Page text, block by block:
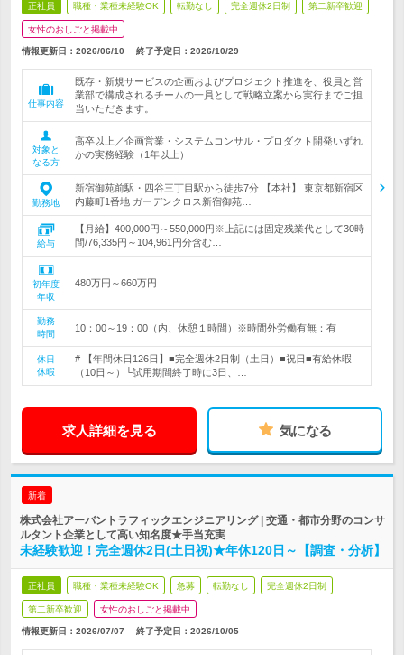
正社員 職種・業種未経験OK 転勤なし 完全週休2日制 第二新卒歓迎
女性のおしごと掲載中
情報更新日：2026/06/10 終了予定日： 2026/10/29
仕事内容
既存・新規サービスの企画およびプロジェクト推進を、役員と営
業部で構成されるチームの一員として戦略立案から実行までご担
当いただきます。
対象と
なる方
高卒以上／企画営業・システムコンサル・プロダクト開発いずれ
かの実務経験（1年以上）
勤務地
新宿御苑前駅・四谷三丁目駅から徒歩7分 【本社】 東京都新宿区
内藤町1番地 ガーデンクロス新宿御苑…
給与
【月給】400,000円～550,000円※上記には固定残業代として30時
間/76,335円～104,961円分含む…
初年度
年収
480万円～660万円
勤務
時間
10：00～19：00（内、休憩１時間）※時間外労働有無：有
休日
休暇
# 【年間休日126日】■完全週休2日制（土日）■祝日■有給休暇
（10日～）└試用期間終了時に3日、…
求人詳細を見る 気になる
新着
株式会社アーバントラフィックエンジニアリング | 交通・都市分野のコンサ
ルタント企業として高い知名度★手当充実
未経験歓迎！完全週休2日(土日祝)★年休120日～【調査・分析】
正社員 職種・業種未経験OK 急募 転勤なし 完全週休2日制
第二新卒歓迎 女性のおしごと掲載中
情報更新日：2026/07/07 終了予定日： 2026/10/05